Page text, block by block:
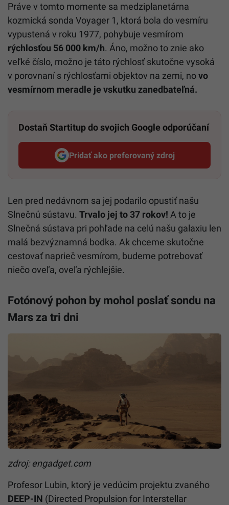
Práve v tomto momente sa medziplanetárna
kozmická sonda Voyager 1, ktorá bola do vesmíru
vypustená v roku 1977, pohybuje vesmírom
rýchlosťou 56 000 km/h. Áno, možno to znie ako
veľké číslo, možno je táto rýchlosť skutočne vysoká
v porovnaní s rýchlosťami objektov na zemi, novo
vesmírnom meradle je vskutku zanedbateľná.
Dostaň Startitup do svojich Google odporúčaní
Pridať ako preferovaný zdroj
Startitup, odkaz sa otvorí v
Len pred nedávnom sa jej podarilo opustiť našu
Slnečnú sústavu. Trvalo jej to 37 rokov! A to je
Slnečná sústava pri pohľade na celú našu galaxiu len
malá bezvýznamná bodka. Ak chceme skutočne
cestovať naprieč vesmírom, budeme potrebovať
niečo oveľa, oveľa rýchlejšie.
Fotónový pohon by mohol poslať sondu na
Mars za tri dni
zdroj: engadget.com
Profesor Lubin, ktorý je vedúcim projektu zvaného
DEEP-IN (Directed Propulsion for Interstellar